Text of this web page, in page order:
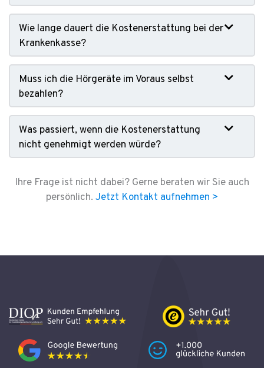
Wie lange dauert die Kostenerstattung bei der
Krankenkasse?
Muss ich die Hörgeräte im Voraus selbst
bezahlen?
Was passiert, wenn die Kostenerstattung
nicht genehmigt werden würde?
Ihre Frage ist nicht dabei? Gerne beraten wir Sie auch
persönlich. Jetzt Kontakt aufnehmen >